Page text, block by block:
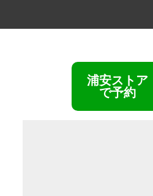
浦安ストア
で予約